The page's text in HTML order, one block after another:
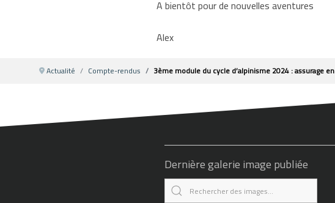
A bientôt pour de nouvelles aventures
Alex
Actualité Compte-rendus 3ème module du cycle d’alpinisme 2024 : assurage
Dernière galerie image publiée